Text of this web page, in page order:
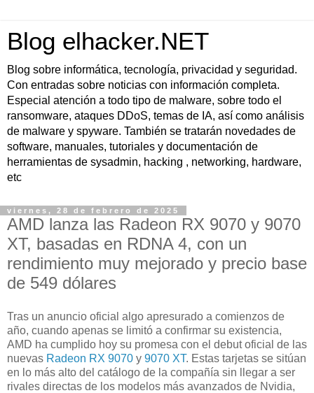
Blog elhacker.NET
Blog sobre informática, tecnología, privacidad y seguridad.
Con entradas sobre noticias con información completa.
Especial atención a todo tipo de malware, sobre todo el
ransomware, ataques DDoS, temas de IA, así como análisis
de malware y spyware. También se tratarán novedades de
software, manuales, tutoriales y documentación de
herramientas de sysadmin, hacking , networking, hardware,
etc
viernes, 28 de febrero de 2025
AMD lanza las Radeon RX 9070 y 9070
XT, basadas en RDNA 4, con un
rendimiento muy mejorado y precio base
de 549 dólares
Tras un anuncio oficial algo apresurado a comienzos de
año, cuando apenas se limitó a confirmar su existencia,
AMD ha cumplido hoy su promesa con el debut oficial de las
nuevas Radeon RX 9070 y 9070 XT. Estas tarjetas se sitúan
en lo más alto del catálogo de la compañía sin llegar a ser
rivales directas de los modelos más avanzados de Nvidia,